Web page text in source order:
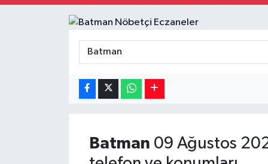
Batman 09 Ağustos
Tüm Manşetler
Son Dakika Haberleri